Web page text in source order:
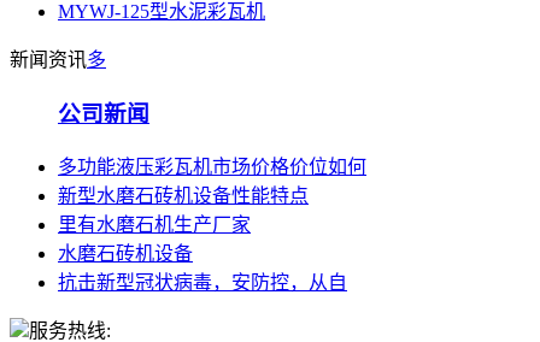
MYWJ-125型水泥彩瓦机
新闻资讯多
公司新闻
多功能液压彩瓦机市场价格价位如何
新型水磨石砖机设备性能特点
里有水磨石机生产厂家
水磨石砖机设备
抗击新型冠状病毒，安防控，从自
服务热线: